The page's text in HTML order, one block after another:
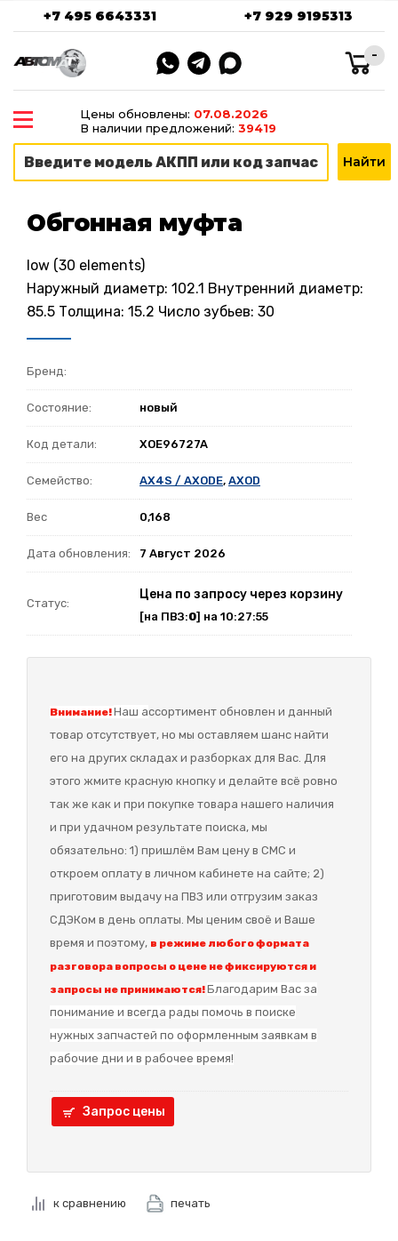
+7 495 6643331 +7 929 9195313
-
Цены обновлены: 07.08.2026
В наличии предложений: 39419
Обгонная муфта
low (30 elements)
Наружный диаметр: 102.1 Внутренний диаметр:
85.5 Толщина: 15.2 Число зубьев: 30
Бренд:
Состояние: новый
Код детали: XOE96727A
Семейство: AX4S / AXODE, AXOD
Вес 0,168
Дата обновления: 7 Август 2026
Статус:
Цена по запросу через корзину
[на ПВЗ:0] на 10:27:55
Внимание!Наш ассортимент обновлен и данный
товар отсутствует, но мы оставляем шанс найти
его на других складах и разборках для Вас. Для
этого жмите красную кнопку и делайте всё ровно
так же как и при покупке товара нашего наличия
и при удачном результате поиска, мы
обязательно: 1) пришлём Вам цену в СМС и
откроем оплату в личном кабинете на сайте; 2)
приготовим выдачу на ПВЗ или отгрузим заказ
СДЭКом в день оплаты. Мы ценим своё и Ваше
время и поэтому, в режиме любого формата
разговора вопросы о цене не фиксируются и
запросы не принимаются!Благодарим Вас за
понимание и всегда рады помочь в поиске
нужных запчастей по оформленным заявкам в
рабочие дни и в рабочее время!
Запрос цены
к сравнению печать